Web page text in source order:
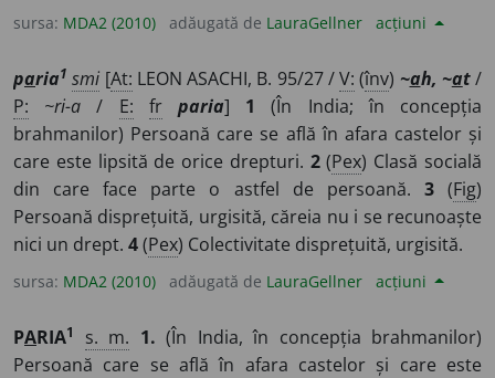
sursa: MDA2 (2010) adăugată de LauraGellner acțiuni
paria1 smi [At: LEON ASACHI, B. 95/27 /V: (înv) ~ah, ~at/
P:
~ri-a / E: fr paria] 1
(În India; în concepția
brahmanilor) Persoană care se află în afara castelor și
care este lipsită de orice drepturi. 2(Pex) Clasă socială
din care face parte o astfel de persoană. 3(Fig)
Persoană disprețuită, urgisită, căreia nu i se recunoaște
nici un drept. 4(Pex) Colectivitate disprețuită, urgisită.
sursa: MDA2 (2010) adăugată de LauraGellner acțiuni
PARIA1 s. m. 1. (În India, în concepția brahmanilor)
Persoană care se află în afara castelor și care este